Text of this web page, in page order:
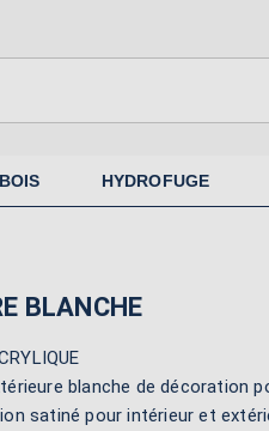
HYDROFUGE
BLANCHE
blanche de décoration
satiné pour intérieur et